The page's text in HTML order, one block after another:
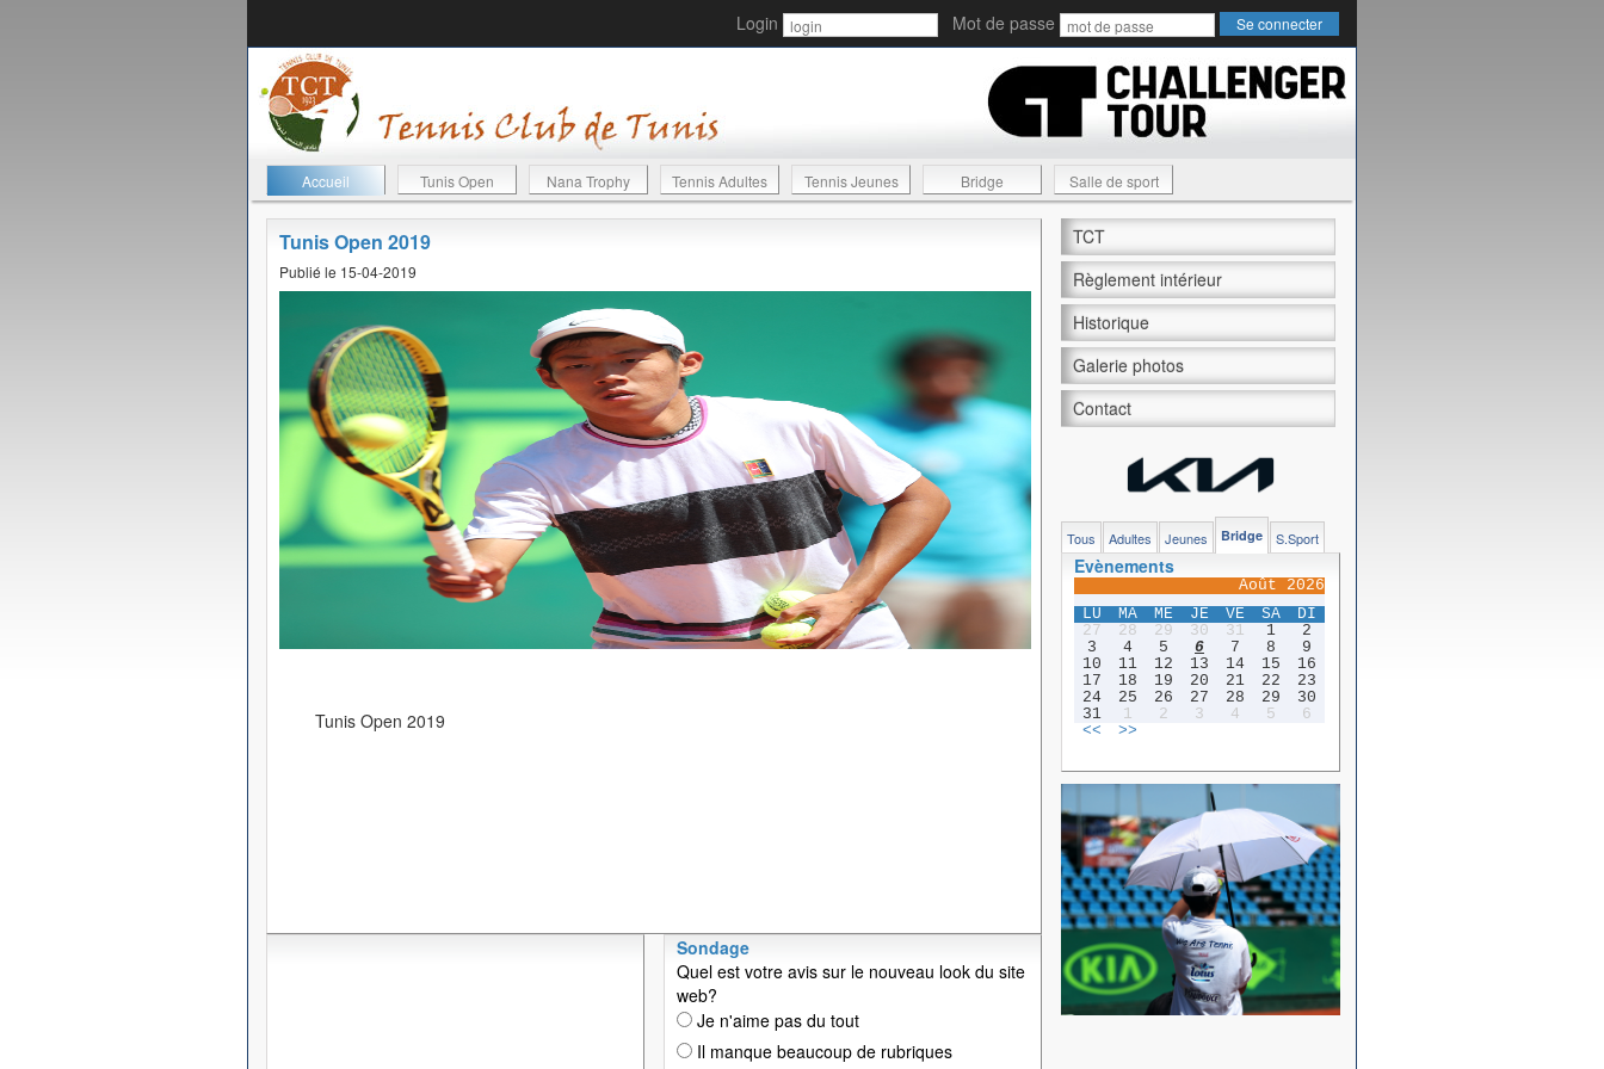
Login Mot de passe
Accueil Tunis Open Nana Trophy Tennis Adultes Tennis Jeunes Bridge Salle de sport
Tunis Open 2019
Publié le 15-04-2019
Tunis Open 2019
Sondage
Quel est votre avis sur le nouveau look du site
web?
Je n'aime pas du tout
Il manque beaucoup de rubriques
TCT
Règlement intérieur
Historique
Galerie photos
Contact
Tous Adultes Jeunes Bridge S.Sport
Evènements
Août 2026
LU
MA ME JE VE SA
DI
27
28 29 30 31 1
2
3
4 5 6 7 8
9
10
11 12 13 14 15
16
17
18 19 20 21 22
23
24
25 26 27 28 29
30
31
1 2 3 4 5
6
<<
>>